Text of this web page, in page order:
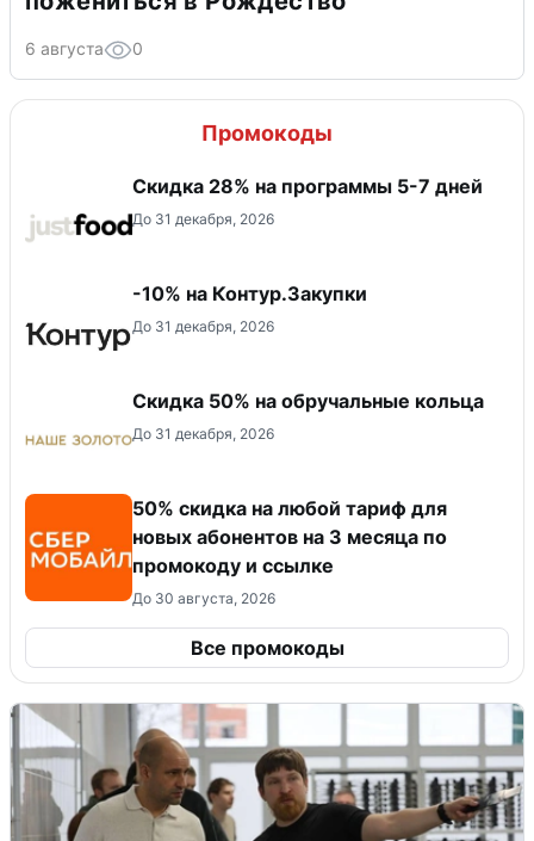
6 августа 0
Промокоды
Скидка 28% на программы 5-7 дней
До 31 декабря, 2026
-10% на Контур.Закупки
До 31 декабря, 2026
Скидка 50% на обручальные кольца
До 31 декабря, 2026
50% скидка на любой тариф для
новых абонентов на 3 месяца по
промокоду и ссылке
До 30 августа, 2026
Все промокоды